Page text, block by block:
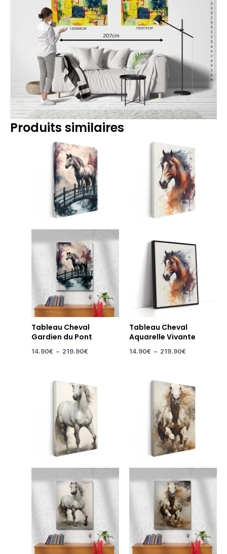
Produits similaires
Tableau Cheval
Gardien du Pont
14.90€ – 219.90€
de
prix :
14.90€
à
219.90€
Tableau Cheval
Aquarelle Vivante
14.90€ – 219.90€
de
prix :
14.90€
à
219.90€
de
prix :
14.90€
à
219.90€
de
prix :
14.90€
à
219.90€